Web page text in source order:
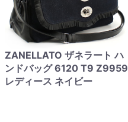
ZANELLATO ザネラート ハ
ンドバッグ 6120 T9 Z9959
レディース ネイビー